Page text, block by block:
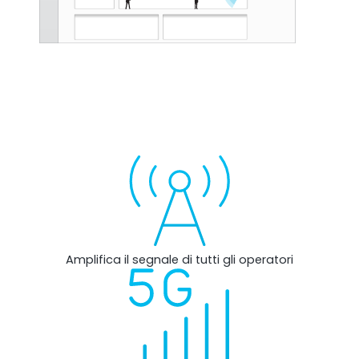
Ripetitore OCTO
Regno Unito e Irlanda. Ripetitore commerciale
Amplifica il segnale di tutti gli operatori